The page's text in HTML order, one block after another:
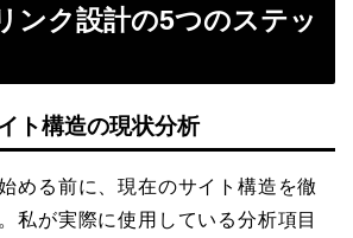
ンク設計の5つのステッ
ト構造の現状分析
める前に、現在のサイト構造を徹
私が実際に使用している分析項目